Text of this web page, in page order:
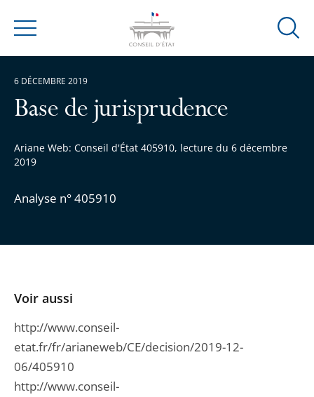
Menu
Ouvrir
Base de jurisprudence
Ariane Web: Conseil d'État 405910, lecture du 6 décembre
2019
Analyse n° 405910
6 DÉCEMBRE 2019
Voir aussi
http://www.conseil-
etat.fr/fr/arianeweb/CE/decision/2019-12-
06/405910
http://www.conseil-